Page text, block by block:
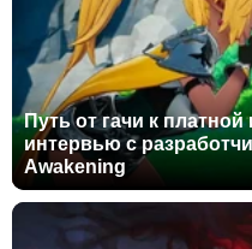
Путь от гачи к
интервью с
Awakening